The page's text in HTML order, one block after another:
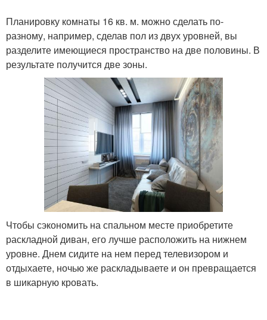
Планировку комнаты 16 кв. м. можно сделать по-
разному, например, сделав пол из двух уровней, вы
разделите имеющиеся пространство на две половины. В
результате получится две зоны.
Чтобы сэкономить на спальном месте приобретите
раскладной диван, его лучше расположить на нижнем
уровне. Днем сидите на нем перед телевизором и
отдыхаете, ночью же раскладываете и он превращается
в шикарную кровать.